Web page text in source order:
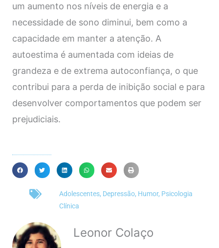
um aumento nos níveis de energia e a
necessidade de sono diminui, bem como a
capacidade em manter a atenção. A
autoestima é aumentada com ideias de
grandeza e de extrema autoconfiança, o que
contribui para a perda de inibição social e para
desenvolver comportamentos que podem ser
prejudiciais.
Adolescentes, Depressão, Humor, Psicologia
Clínica
Leonor Colaço